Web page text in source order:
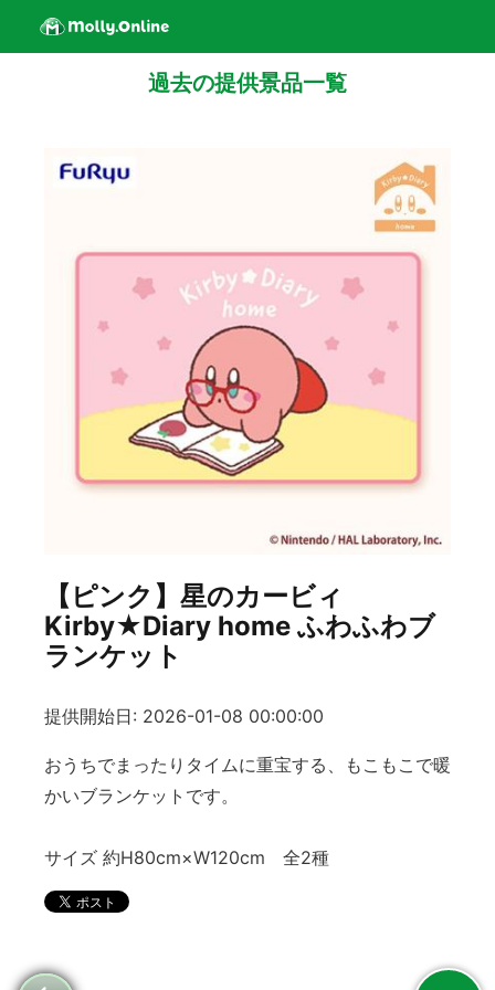
過去の提供景品一覧
【ピンク】星のカービィ
Kirby★Diary home ふわふわブ
ランケット
提供開始日: 2026-01-08 00:00:00
おうちでまったりタイムに重宝する、もこもこで暖
かいブランケットです。
サイズ 約H80cm×W120cm 全2種